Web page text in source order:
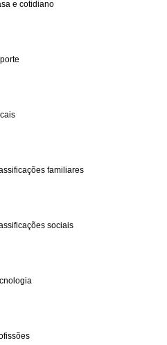
e cotidiano
familiares
sociais